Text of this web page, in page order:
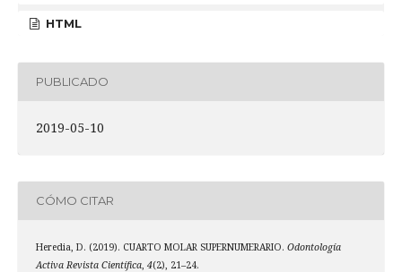
HTML
PUBLICADO
2019-05-10
CÓMO CITAR
Heredia, D. (2019). CUARTO MOLAR SUPERNUMERARIO. Odontología
Activa Revista Científica, 4(2), 21–24.